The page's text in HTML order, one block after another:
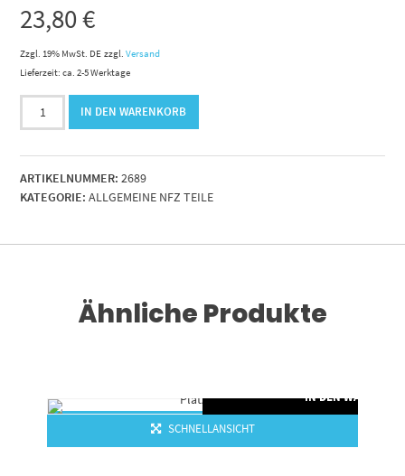
23,80€
Zzgl. 19% MwSt. DE zzgl.Versand
Lieferzeit: ca. 2-5 Werktage
Gasdruckfeder
Hub
200N.
8mm
IN DEN WARENKORB
ARTIKELNUMMER: 2689
KATEGORIE: ALLGEMEINE NFZ TEILE
Ähnliche Produkte
IN DEN
SCHNELLANSICHT